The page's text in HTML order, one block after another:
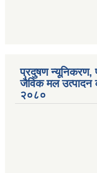
प्रदुषण न्यूनिकरण,
जैविक मल उत्पादन
२०८०